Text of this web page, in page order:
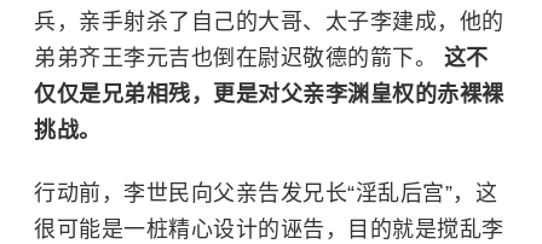
兵，亲手射杀了自己的大哥、太子李建成，他的
弟弟齐王李元吉也倒在尉迟敬德的箭下。 这不
仅仅是兄弟相残，更是对父亲李渊皇权的赤裸裸
挑战。
行动前， 李世民向父亲告发兄长“淫乱后宫”，这
很可能是一桩精心设计的诬告，目的就是搅乱李